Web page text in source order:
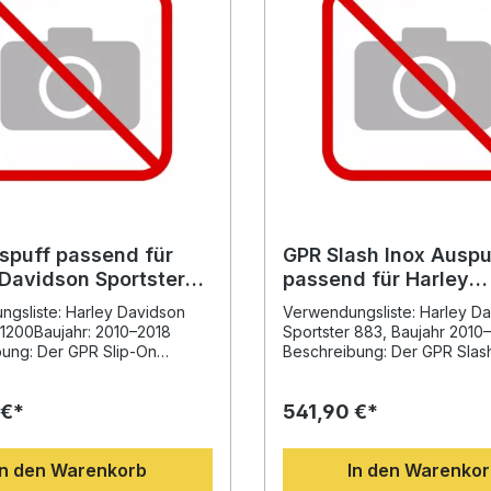
passend für
Sportster
2018, Slash Inox,
Slip-On
db-Killer
Harley Davidson
2010–2018
Der GPR Slip-On
Design, präzise
Die Anlage wurde auf
langjährigen Erfahrung von
den Warenkorb
GPR Slash Inox
passend für Harley
Davidson Sportster
2010-2018
Verwendungsliste: Harley
Sportster 883, Baujahr
Beschreibung: Der GPR
durch italienisches Design,
dynamisches Klangbild.
robustem Edelstahl bietet
541,90 €*
In den